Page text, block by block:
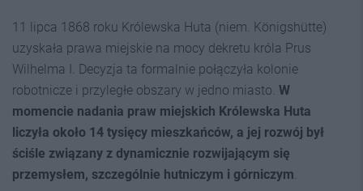
11 lipca 1868 roku Królewska Huta (niem. Königshütte)
uzyskała prawa miejskie na mocy dekretu króla Prus
Wilhelma I. Decyzja ta formalnie połączyła kolonie
robotnicze i przyległe obszary w jedno miasto. W
momencie nadania praw miejskich Królewska Huta
liczyła około 14 tysięcy mieszkańców, a jej rozwój był
ściśle związany z dynamicznie rozwijającym się
przemysłem, szczególnie hutniczym i górniczym